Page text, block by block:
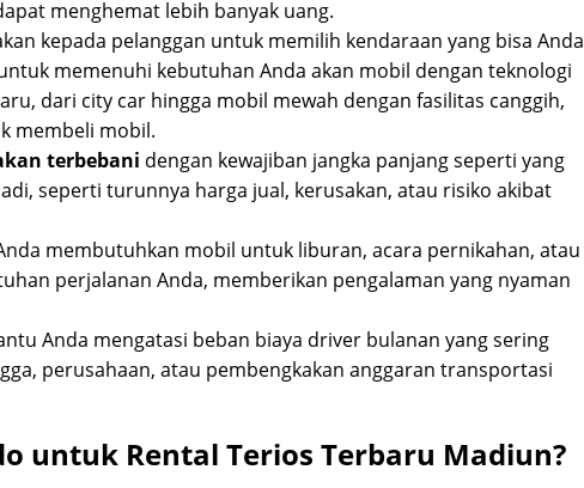
menghemat lebih banyak uang.
kepada pelanggan untuk memilih kendaraan yang bisa Anda
memenuhi kebutuhan Anda akan mobil dengan teknologi
dari city car hingga mobil mewah dengan fasilitas canggih,
membeli mobil.
terbebani dengan kewajiban jangka panjang seperti yang
seperti turunnya harga jual, kerusakan, atau risiko akibat
membutuhkan mobil untuk liburan, acara pernikahan, atau
perjalanan Anda, memberikan pengalaman yang nyaman
Anda mengatasi beban biaya driver bulanan yang sering
perusahaan, atau pembengkakan anggaran transportasi
untuk Rental Terios Terbaru Madiun?